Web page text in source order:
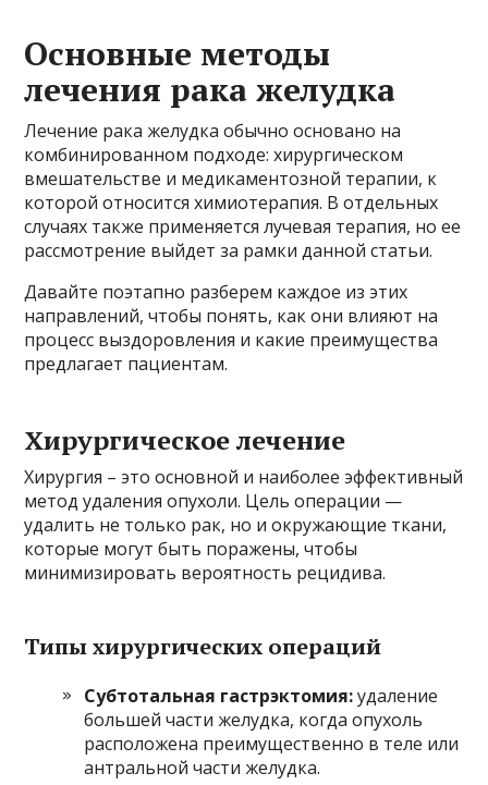
Основные методы
лечения рака желудка
Лечение рака желудка обычно основано на
комбинированном подходе: хирургическом
вмешательстве и медикаментозной терапии, к
которой относится химиотерапия. В отдельных
случаях также применяется лучевая терапия, но ее
рассмотрение выйдет за рамки данной статьи.
Давайте поэтапно разберем каждое из этих
направлений, чтобы понять, как они влияют на
процесс выздоровления и какие преимущества
предлагает пациентам.
Хирургическое лечение
Хирургия – это основной и наиболее эффективный
метод удаления опухоли. Цель операции —
удалить не только рак, но и окружающие ткани,
которые могут быть поражены, чтобы
минимизировать вероятность рецидива.
Типы хирургических операций
Субтотальная гастрэктомия:удаление
большей части желудка, когда опухоль
расположена преимущественно в теле или
антральной части желудка.